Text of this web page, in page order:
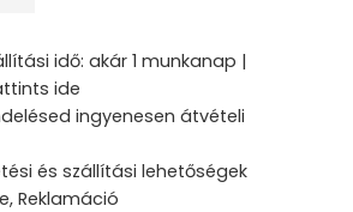
idő: akár 1 munkanap |
ide
ingyenesen átvételi
és szállítási lehetőségek
Reklamáció